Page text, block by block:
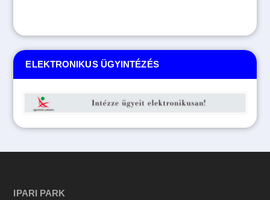
ELEKTRONIKUS ÜGYINTÉZÉS
IPARI PARK